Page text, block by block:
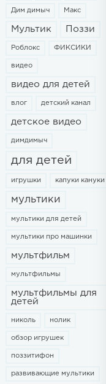
Дим димыч Макс
Мультик Поззи
Роблокс ФИКСИКИ
видео
видео для детей
влог детский канал
детское видео
димдимыч
для детей
игрушки капуки кануки
мультики
мультики для детей
мультики про машинки
мультфильм
мультфильмы
мультфильмы для
детей
николь нолик
обзор игрушек
поззитифон
развивающие мультики